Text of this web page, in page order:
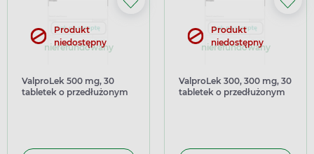
nierefundowany
Produkt
niedostępny
ValproLek 500 mg, 30
tabletek o przedłużonym
nierefundowany
Produkt
niedostępny
ValproLek 300, 300 mg, 30
tabletek o przedłużonym